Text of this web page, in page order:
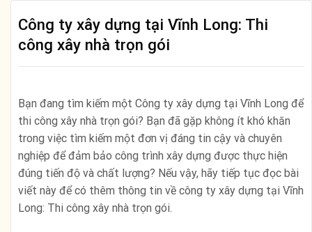
Công ty xây dựng tại Vĩnh Long: Thi
công xây nhà trọn gói
Bạn đang tìm kiếm một Công ty xây dựng tại Vĩnh Long để
thi công xây nhà trọn gói? Bạn đã gặp không ít khó khăn
trong việc tìm kiếm một đơn vị đáng tin cậy và chuyên
nghiệp để đảm bảo công trình xây dựng được thực hiện
đúng tiến độ và chất lượng? Nếu vậy, hãy tiếp tục đọc bài
viết này để có thêm thông tin về công ty xây dựng tại Vĩnh
Long: Thi công xây nhà trọn gói.